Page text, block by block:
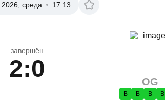
среда
17:13
завершён
2:0 OG
В В В В